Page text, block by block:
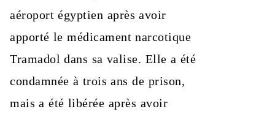
aéroport égyptien après avoir
apporté le médicament narcotique
Tramadol dans sa valise. Elle a été
condamnée à trois ans de prison,
mais a été libérée après avoir